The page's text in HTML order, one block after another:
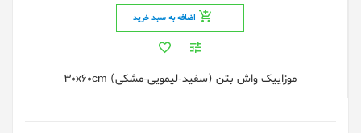
اضافه به سبد خرید
موزاییک واش بتن (سفید-لیمویی-مشکی) 30x60cm